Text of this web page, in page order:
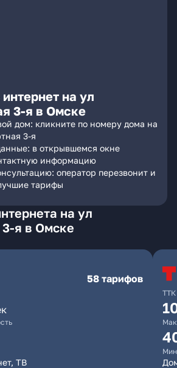
на ул
3-я в Омске
дом: кликните по номеру дома на
3-я
в открывшемся окне
информацию
оператор перезвонит и
тарифы
на ул
3-я в Омске
58 тарифов
ТВ
ТТК